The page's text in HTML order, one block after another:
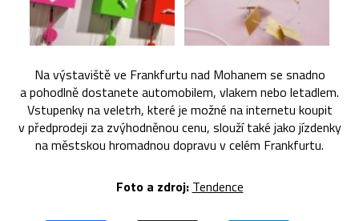
Na výstaviště ve Frankfurtu nad Mohanem se snadno
a pohodlně dostanete automobilem, vlakem nebo letadlem.
Vstupenky na veletrh, které je možné na internetu koupit
v předprodeji za zvýhodněnou cenu, slouží také jako jízdenky
na městskou hromadnou dopravu v celém Frankfurtu.
Foto a zdroj: Tendence